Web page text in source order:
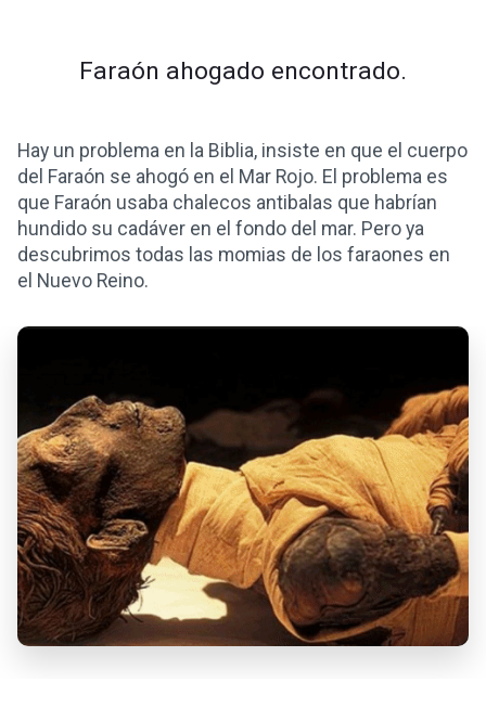
Faraón ahogado encontrado.
Hay un problema en la Biblia, insiste en que el cuerpo
del Faraón se ahogó en el Mar Rojo. El problema es
que Faraón usaba chalecos antibalas que habrían
hundido su cadáver en el fondo del mar. Pero ya
descubrimos todas las momias de los faraones en
el Nuevo Reino.